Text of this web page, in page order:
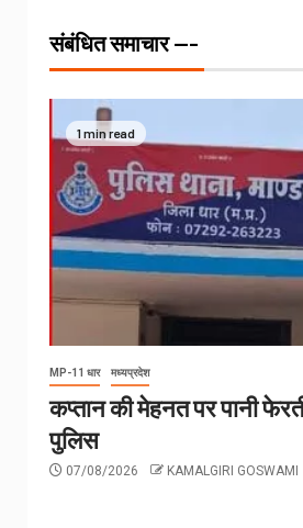
संबंधित समाचार ---
1 min read
MP-11 धार मध्यप्रदेश
कप्तान की मेहनत पर पानी
पुलिस
07/08/2026 KAMALGIRI GOSWAMI